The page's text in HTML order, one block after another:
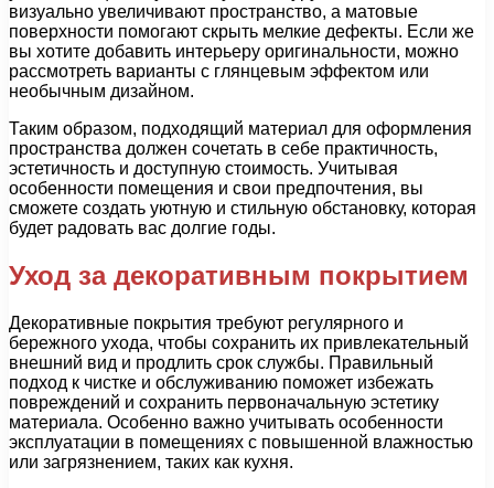
визуально увеличивают пространство, а матовые
поверхности помогают скрыть мелкие дефекты. Если же
вы хотите добавить интерьеру оригинальности, можно
рассмотреть варианты с глянцевым эффектом или
необычным дизайном.
Таким образом, подходящий материал для оформления
пространства должен сочетать в себе практичность,
эстетичность и доступную стоимость. Учитывая
особенности помещения и свои предпочтения, вы
сможете создать уютную и стильную обстановку, которая
будет радовать вас долгие годы.
Уход за декоративным покрытием
Декоративные покрытия требуют регулярного и
бережного ухода, чтобы сохранить их привлекательный
внешний вид и продлить срок службы. Правильный
подход к чистке и обслуживанию поможет избежать
повреждений и сохранить первоначальную эстетику
материала. Особенно важно учитывать особенности
эксплуатации в помещениях с повышенной влажностью
или загрязнением, таких как кухня.